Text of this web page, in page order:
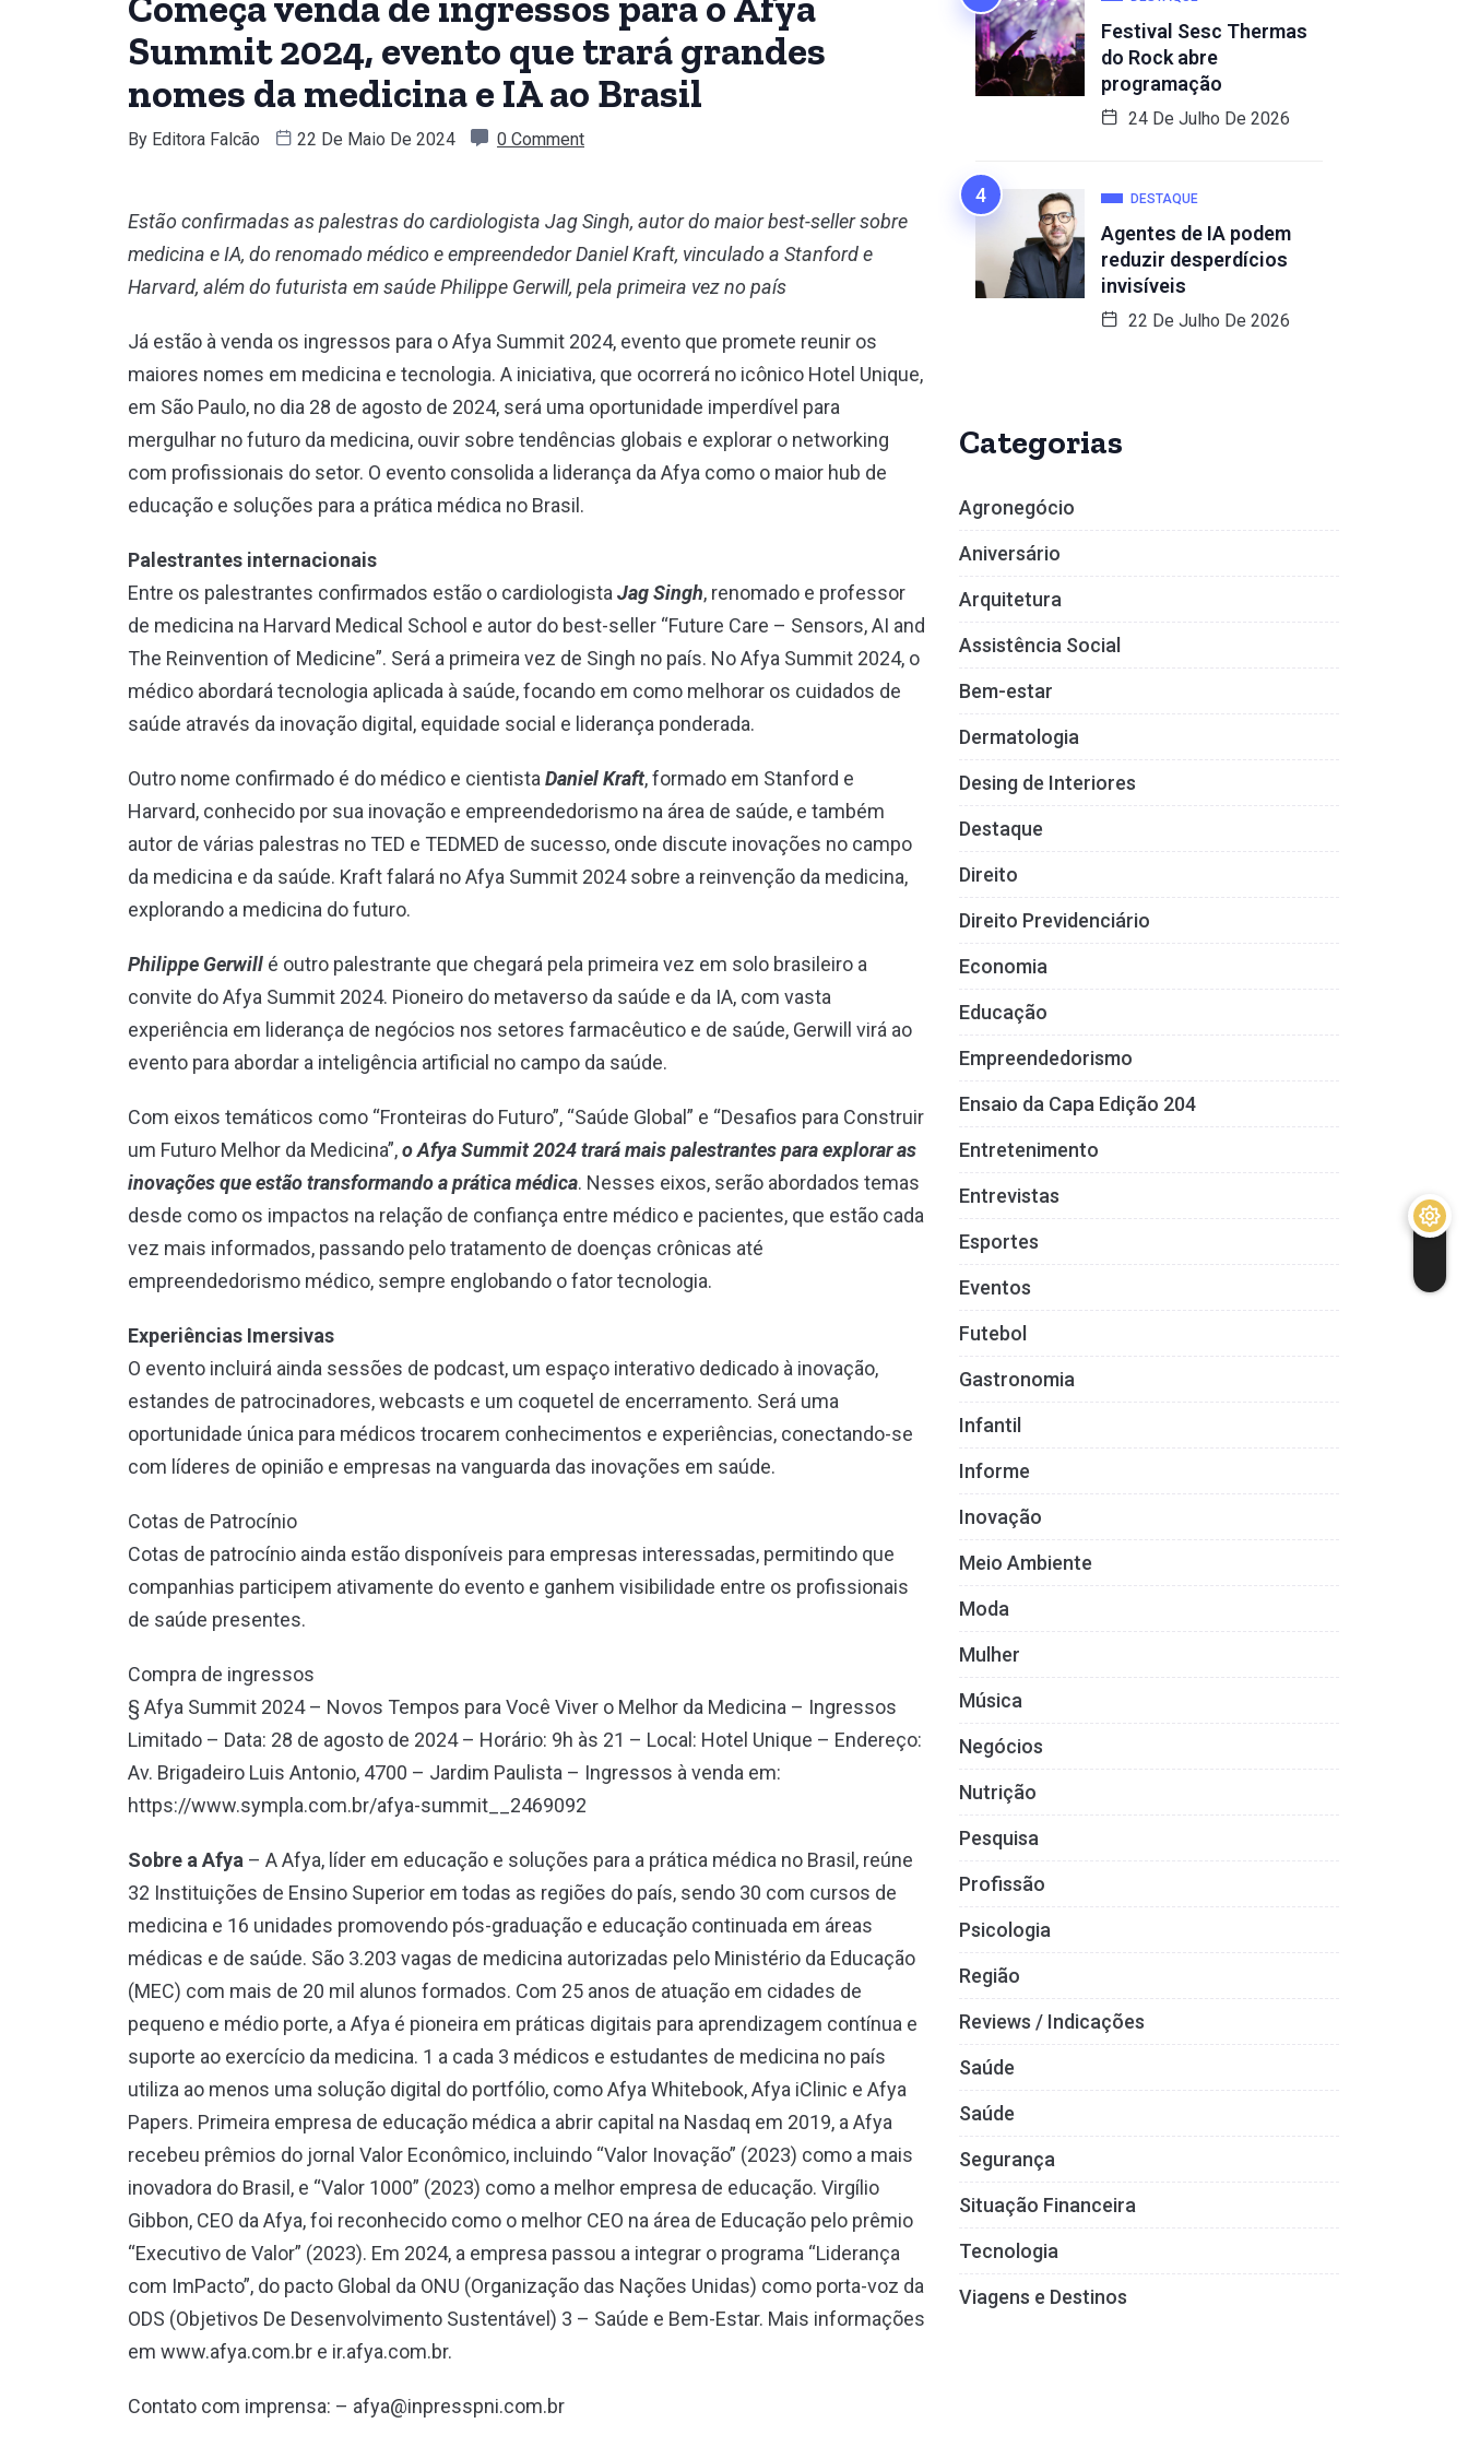
Summit 2024, evento que trará grandes
nomes da medicina e IA ao Brasil
By Editora Falcão 22 De Maio De 2024 0 Comment
Estão confirmadas as palestras do cardiologista Jag Singh, autor do maior best-seller sobre
medicina e IA, do renomado médico e empreendedor Daniel Kraft, vinculado a Stanford e
Harvard, além do futurista em saúde Philippe Gerwill, pela primeira vez no país
Já estão à venda os ingressos para o Afya Summit 2024, evento que promete reunir os
maiores nomes em medicina e tecnologia. A iniciativa, que ocorrerá no icônico Hotel Unique,
em São Paulo, no dia 28 de agosto de 2024, será uma oportunidade imperdível para
mergulhar no futuro da medicina, ouvir sobre tendências globais e explorar o networking
com profissionais do setor. O evento consolida a liderança da Afya como o maior hub de
educação e soluções para a prática médica no Brasil.
Palestrantes internacionais
Entre os palestrantes confirmados estão o cardiologista Jag Singh, renomado e professor
de medicina na Harvard Medical School e autor do best-seller “Future Care – Sensors, AI and
The Reinvention of Medicine”. Será a primeira vez de Singh no país. No Afya Summit 2024, o
médico abordará tecnologia aplicada à saúde, focando em como melhorar os cuidados de
saúde através da inovação digital, equidade social e liderança ponderada.
Outro nome confirmado é do médico e cientista Daniel Kraft, formado em Stanford e
Harvard, conhecido por sua inovação e empreendedorismo na área de saúde, e também
autor de várias palestras no TED e TEDMED de sucesso, onde discute inovações no campo
da medicina e da saúde. Kraft falará no Afya Summit 2024 sobre a reinvenção da medicina,
explorando a medicina do futuro.
Philippe Gerwill é outro palestrante que chegará pela primeira vez em solo brasileiro a
convite do Afya Summit 2024. Pioneiro do metaverso da saúde e da IA, com vasta
experiência em liderança de negócios nos setores farmacêutico e de saúde, Gerwill virá ao
evento para abordar a inteligência artificial no campo da saúde.
Com eixos temáticos como “Fronteiras do Futuro”, “Saúde Global” e “Desafios para Construir
um Futuro Melhor da Medicina”,o Afya Summit 2024 trará mais palestrantes para explorar as
inovações que estão transformando a prática médica. Nesses eixos, serão abordados temas
desde como os impactos na relação de confiança entre médico e pacientes, que estão cada
vez mais informados, passando pelo tratamento de doenças crônicas até
empreendedorismo médico, sempre englobando o fator tecnologia.
Experiências Imersivas
O evento incluirá ainda sessões de podcast, um espaço interativo dedicado à inovação,
estandes de patrocinadores, webcasts e um coquetel de encerramento. Será uma
oportunidade única para médicos trocarem conhecimentos e experiências, conectando-se
com líderes de opinião e empresas na vanguarda das inovações em saúde.
Cotas de Patrocínio
Cotas de patrocínio ainda estão disponíveis para empresas interessadas, permitindo que
companhias participem ativamente do evento e ganhem visibilidade entre os profissionais
de saúde presentes.
Compra de ingressos
§ Afya Summit 2024 – Novos Tempos para Você Viver o Melhor da Medicina – Ingressos
Limitado – Data: 28 de agosto de 2024 – Horário: 9h às 21 – Local: Hotel Unique – Endereço:
Av. Brigadeiro Luis Antonio, 4700 – Jardim Paulista – Ingressos à venda em:
https://www.sympla.com.br/afya-summit__2469092
Sobre a Afya – A Afya, líder em educação e soluções para a prática médica no Brasil, reúne
32 Instituições de Ensino Superior em todas as regiões do país, sendo 30 com cursos de
medicina e 16 unidades promovendo pós-graduação e educação continuada em áreas
médicas e de saúde. São 3.203 vagas de medicina autorizadas pelo Ministério da Educação
(MEC) com mais de 20 mil alunos formados. Com 25 anos de atuação em cidades de
pequeno e médio porte, a Afya é pioneira em práticas digitais para aprendizagem contínua e
suporte ao exercício da medicina. 1 a cada 3 médicos e estudantes de medicina no país
utiliza ao menos uma solução digital do portfólio, como Afya Whitebook, Afya iClinic e Afya
Papers. Primeira empresa de educação médica a abrir capital na Nasdaq em 2019, a Afya
recebeu prêmios do jornal Valor Econômico, incluindo “Valor Inovação” (2023) como a mais
inovadora do Brasil, e “Valor 1000” (2023) como a melhor empresa de educação. Virgílio
Gibbon, CEO da Afya, foi reconhecido como o melhor CEO na área de Educação pelo prêmio
“Executivo de Valor” (2023). Em 2024, a empresa passou a integrar o programa “Liderança
com ImPacto”, do pacto Global da ONU (Organização das Nações Unidas) como porta-voz da
ODS (Objetivos De Desenvolvimento Sustentável) 3 – Saúde e Bem-Estar. Mais informações
em www.afya.com.br e ir.afya.com.br.
Contato com imprensa: – afya@inpresspni.com.br
Festival Sesc Thermas
do Rock abre
programação
24 De Julho De 2026
DESTAQUE
Agentes de IA podem
reduzir desperdícios
invisíveis
22 De Julho De 2026
Categorias
Agronegócio
Aniversário
Arquitetura
Assistência Social
Bem-estar
Dermatologia
Desing de Interiores
Destaque
Direito
Direito Previdenciário
Economia
Educação
Empreendedorismo
Ensaio da Capa Edição 204
Entretenimento
Entrevistas
Esportes
Eventos
Futebol
Gastronomia
Infantil
Informe
Inovação
Meio Ambiente
Moda
Mulher
Música
Negócios
Nutrição
Pesquisa
Profissão
Psicologia
Região
Reviews / Indicações
Saúde
Saúde
Segurança
Situação Financeira
Tecnologia
Viagens e Destinos